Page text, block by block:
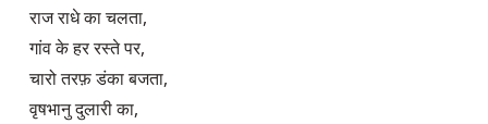
राज राधे का चलता,
गांव के हर रस्ते पर,
चारो तरफ़ डंका बजता,
वृषभानु दुलारी का,